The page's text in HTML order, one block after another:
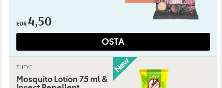
EUR 4,50
OSTA
THEYE
Mosquito Lotion 75 ml &